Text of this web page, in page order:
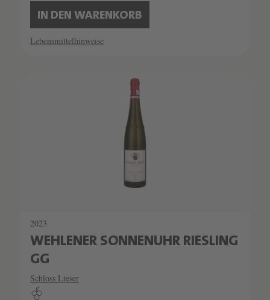
IN DEN WARENKORB
Lebensmittelhinweise
2023
WEHLENER SONNENUHR RIESLING
GG
Schloss Lieser